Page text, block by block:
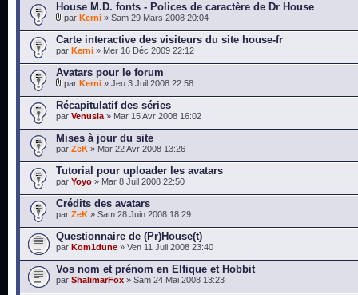
House M.D. fonts - Polices de caractère de Dr House
par Kerni » Sam 29 Mars 2008 20:04
Carte interactive des visiteurs du site house-fr
par Kerni » Mer 16 Déc 2009 22:12
Avatars pour le forum
par Kerni » Jeu 3 Juil 2008 22:58
Récapitulatif des séries
par Venusia » Mar 15 Avr 2008 16:02
Mises à jour du site
par ZeK » Mar 22 Avr 2008 13:26
Tutorial pour uploader les avatars
par Yoyo » Mar 8 Juil 2008 22:50
Crédits des avatars
par ZeK » Sam 28 Juin 2008 18:29
Questionnaire de (Pr)House(t)
par Kom1dune » Ven 11 Juil 2008 23:40
Vos nom et prénom en Elfique et Hobbit
par ShalimarFox » Sam 24 Mai 2008 13:23